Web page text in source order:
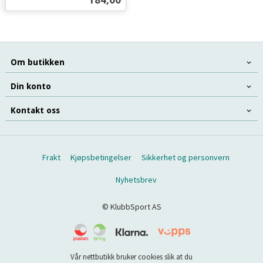
Om butikken
Din konto
Kontakt oss
Frakt Kjøpsbetingelser Sikkerhet og personvern
Nyhetsbrev
© KlubbSport AS
Vår nettbutikk bruker cookies slik at du